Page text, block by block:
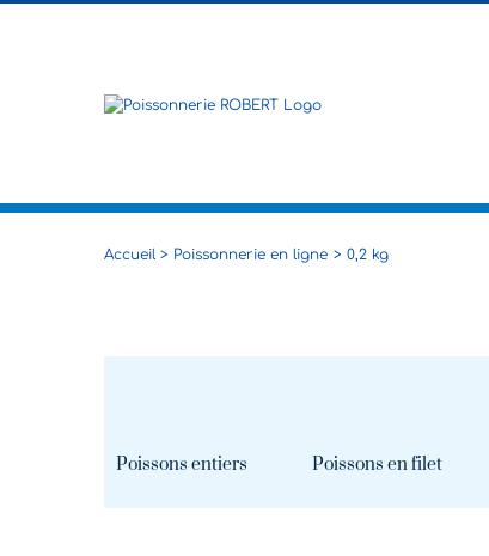
Accueil Poissonnerie en ligne 0,2 kg
Poissons entiers Poissons en filet